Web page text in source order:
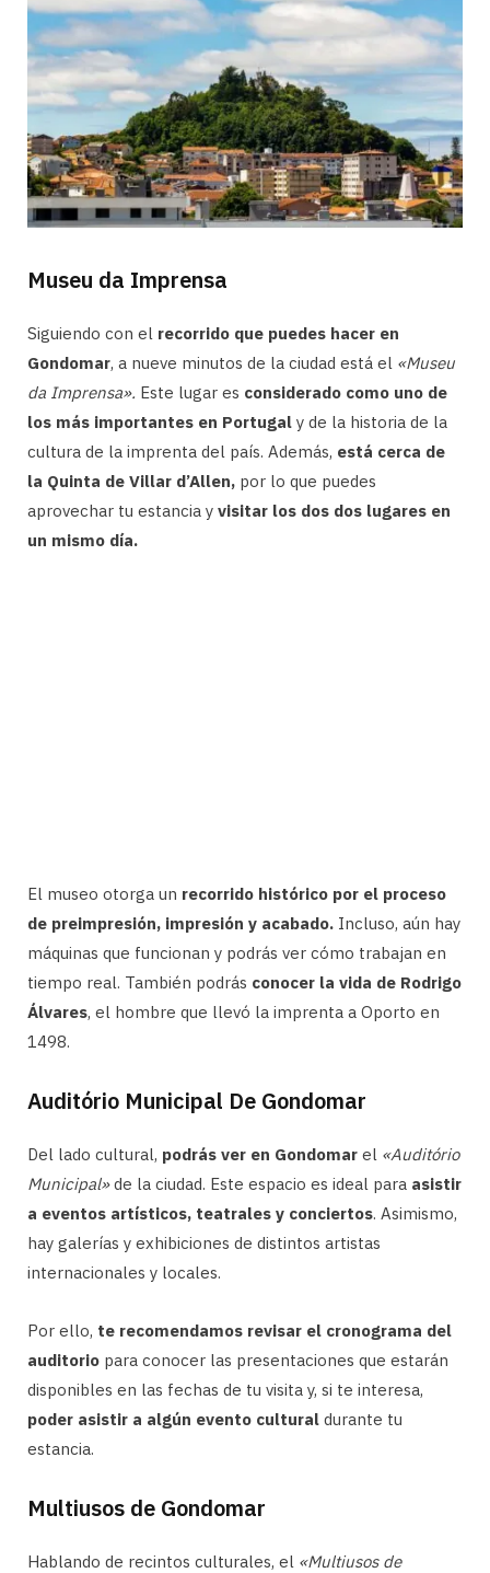
Museu da Imprensa
Siguiendo con el recorrido que puedes hacer en
Gondomar, a nueve minutos de la ciudad está el «Museu
da Imprensa». Este lugar es considerado como uno de
los más importantes en Portugal y de la historia de la
cultura de la imprenta del país. Además, está cerca de
la Quinta de Villar d’Allen, por lo que puedes
aprovechar tu estancia y visitar los dos dos lugares en
un mismo día.
El museo otorga un recorrido histórico por el proceso
de preimpresión, impresión y acabado. Incluso, aún hay
máquinas que funcionan y podrás ver cómo trabajan en
tiempo real. También podrás conocer la vida de Rodrigo
Álvares, el hombre que llevó la imprenta a Oporto en
1498.
Auditório Municipal De Gondomar
Del lado cultural, podrás ver en Gondomar el «Auditório
Municipal»de la ciudad. Este espacio es ideal para asistir
a eventos artísticos, teatrales y conciertos. Asimismo,
hay galerías y exhibiciones de distintos artistas
internacionales y locales.
Por ello, te recomendamos revisar el cronograma del
auditorio para conocer las presentaciones que estarán
disponibles en las fechas de tu visita y, si te interesa,
poder asistir a algún evento cultural durante tu
estancia.
Multiusos de Gondomar
Hablando de recintos culturales, el «Multiusos de